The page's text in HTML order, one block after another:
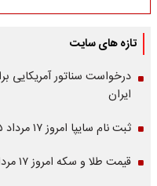
تازه های سایت
درخواست سناتور آمریکایی
ایران
ثبت نام سایپا امروز ۱۷ مرداد ۱۴۰۵ | با ۵۰۰ میلیون کوییک S بخرید
قیمت طلا و سکه امروز ۱۷ مرداد ۱۴۰۵ | قیمت طلا صعودی شد